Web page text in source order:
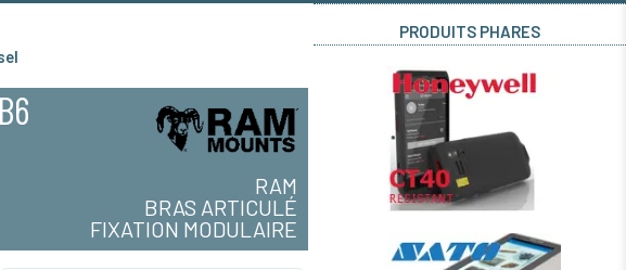
RAM
BRAS ARTICULÉ
FIXATION MODULAIRE
PRODUITS PHARES